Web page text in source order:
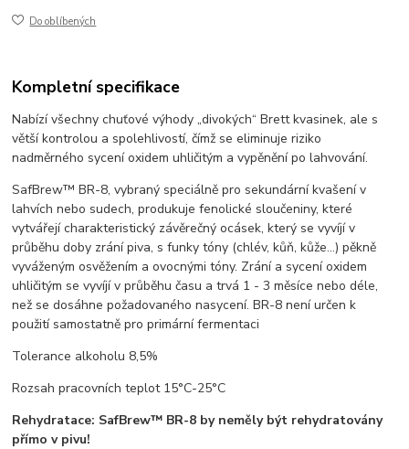
Do oblíbených
Kompletní specifikace
Nabízí všechny chuťové výhody „divokých“ Brett kvasinek, ale s
větší kontrolou a spolehlivostí, čímž se eliminuje riziko
nadměrného sycení oxidem uhličitým a vypěnění po lahvování.
SafBrew™ BR-8, vybraný speciálně pro sekundární kvašení v
lahvích nebo sudech, produkuje fenolické sloučeniny, které
vytvářejí charakteristický závěrečný ocásek, který se vyvíjí v
průběhu doby zrání piva, s funky tóny (chlév, kůň, kůže…) pěkně
vyváženým osvěžením a ovocnými tóny. Zrání a sycení oxidem
uhličitým se vyvíjí v průběhu času a trvá 1 - 3 měsíce nebo déle,
než se dosáhne požadovaného nasycení.BR-8 není určen k
použití samostatně pro primární fermentaci
Tolerance alkoholu 8,5%
Rozsah pracovních teplot 15°C-25°C
Rehydratace: SafBrew™ BR-8 by neměly být rehydratovány
přímo v pivu!